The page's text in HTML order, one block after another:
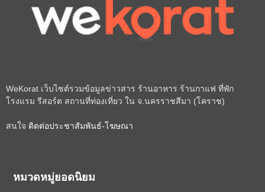
WeKorat เว็บไซต์รวมข้อมูลข่าวสาร ร้านอาหาร ร้านกาแฟ ที่พัก
โรงแรม รีสอร์ต สถานที่ท่องเที่ยว ใน จ.นครราชสีมา (โคราช)
สนใจ ติดต่อประชาสัมพันธ์-โฆษณา
หมวดหมู่ยอดนิยม